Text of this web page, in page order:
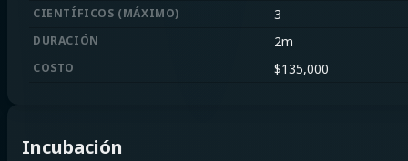
CIENTÍFICOS (MÁXIMO) 3
DURACIÓN 2m
COSTO $135,000
Incubación